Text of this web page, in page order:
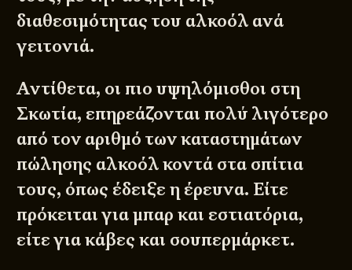
διαθεσιμότητας του αλκοόλ ανά
γειτονιά.
Αντίθετα, οι πιο υψηλόμισθοι στη
Σκωτία, επηρεάζονται πολύ λιγότερο
από τον αριθμό των καταστημάτων
πώλησης αλκοόλ κοντά στα σπίτια
τους, όπως έδειξε η έρευνα. Είτε
πρόκειται για μπαρ και εστιατόρια,
είτε για κάβες και σουπερμάρκετ.